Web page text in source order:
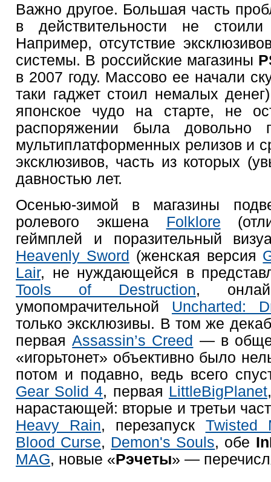
Важно другое. Большая часть
в действительности не
Например, отсутствие
системы. В российские магазины
в 2007 году. Массово ее начали
таки гаджет стоил немалых
японское чудо на старте, не
распоряжении была довольно
мультиплатформенных релизов и
эксклюзивов, часть из которых
давностью лет.
Осенью-зимой в магазины
ролевого экшена Folklore
геймплей и поразительный
Heavenly Sword (женская версия
Lair, не нуждающейся в
Tools of Destruction,
умопомрачительной Uncharted:
только эксклюзивы. В том же
перваяAssassin’s Creed — в
«игорьтонет» объективно было
потом и подавно, ведь всего
Gear Solid 4, первая LittleBigPlanet
нарастающей: вторые и третьи
Heavy Rain, перезапуск Twisted
Blood Curse, Demon's Souls, обе
MAG, новые «Рэчеты» —